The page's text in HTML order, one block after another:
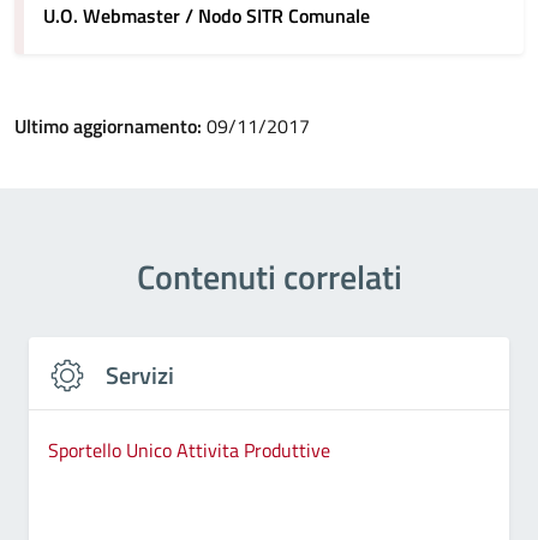
U.O. Webmaster / Nodo SITR Comunale
Ultimo aggiornamento: 09/11/2017
Contenuti correlati
Servizi
Sportello Unico Attivita Produttive